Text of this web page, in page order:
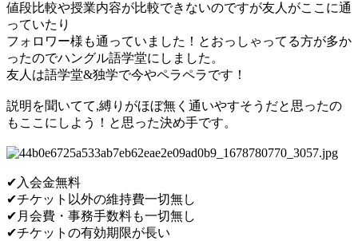
値段比較や授業内容が比較できないのですが友人がここに通
っていたり
フォロワー様も通っていました！とおっしゃってる方が多か
ったのでハングル語学堂にしました。
友人は語学堂&独学で今やペラペラです！
説明を聞いてて,縛りがほぼ無く 通いやすそうだと思ったの
もここにしよう！と思った決め手です。
✔ 入会金無料
✔チケット以外の維持費一切無し
✔ 月会費・事務手数料も一切無し
✔チケットの有効期限が長い